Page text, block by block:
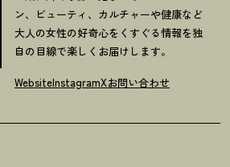
ン、ビューティ、カルチャーや健康など
大人の女性の好奇心をくすぐる情報を独
自の目線で楽しくお届けします。
WebsiteInstagramXお問い合わせ